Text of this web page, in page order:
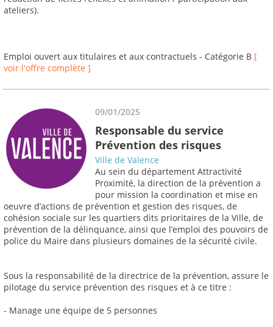
ateliers).
Emploi ouvert aux titulaires et aux contractuels - Catégorie B [
voir l'offre complète ]
09/01/2025
Responsable du service
Prévention des risques
Ville de Valence
Au sein du département Attractivité
Proximité, la direction de la prévention a
pour mission la coordination et mise en
oeuvre d’actions de prévention et gestion des risques, de
cohésion sociale sur les quartiers dits prioritaires de la Ville, de
prévention de la délinquance, ainsi que l’emploi des pouvoirs de
police du Maire dans plusieurs domaines de la sécurité civile.
Sous la responsabilité de la directrice de la prévention, assure le
pilotage du service prévention des risques et à ce titre :
- Manage une équipe de 5 personnes